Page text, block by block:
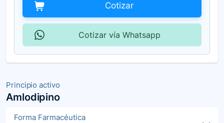
Principio activo
Amlodipino
Forma Farmacéutica
Cotizar
Cotizar vía Whatsapp